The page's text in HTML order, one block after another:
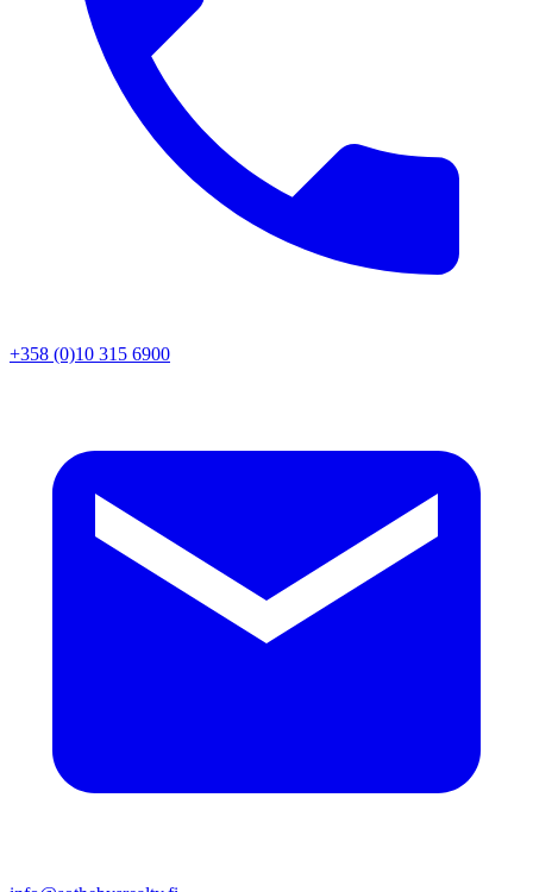
+358 (0)10 315 6900